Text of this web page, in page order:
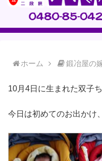
ホーム 鍛冶屋の
10月4日に生まれた双子ち
今日は初めてのお出かけ